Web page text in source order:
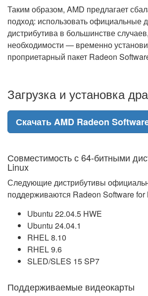
Таким образом, AMD предлагает
подход: использовать официальные
дистрибутива в большинстве
необходимости — временно
проприетарный пакет Radeon
Загрузка и установка
Совместимость с 64-битными
Linux
Следующие дистрибутивы
поддерживаются Radeon Software for
Ubuntu 22.04.5 HWE
Ubuntu 24.04.1
RHEL 8.10
RHEL 9.6
SLED/SLES 15 SP7
Поддерживаемые видеокарты